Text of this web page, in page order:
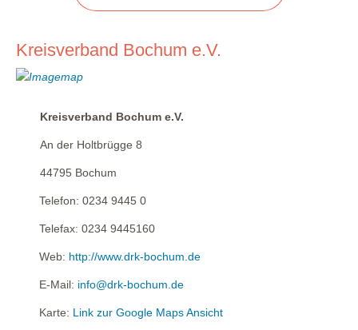
Kreisverband Bochum e.V.
Kreisverband Bochum e.V.
An der Holtbrügge 8
44795 Bochum
Telefon: 0234 9445 0
Telefax: 0234 9445160
Web: http://www.drk-bochum.de
E-Mail: info@drk-bochum.de
Karte: Link zur Google Maps Ansicht